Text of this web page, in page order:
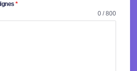
*
0 / 800